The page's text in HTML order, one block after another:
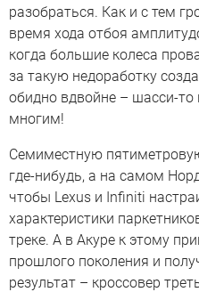
разобраться. Как и с тем
время хода отбоя
когда большие колеса
за такую недоработку
обидно вдвойне – шасси-то
многим!
Семиместную
где-нибудь, а на самом
чтобы Lexus и Infiniti
характеристики
треке. А в Акуре к этому
прошлого поколения и
результат – кроссовер